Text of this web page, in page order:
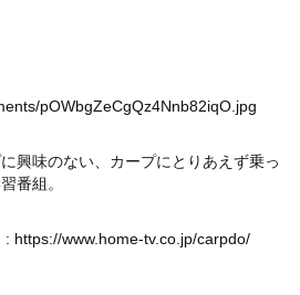
pOWbgZeCgQz4Nnb82iqO.jpg
興味のない、カープにとりあえず乗っ
番組。
: https://www.home-tv.co.jp/carpdo/